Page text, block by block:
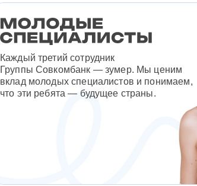
Каждый третий сотрудник
Группы Совкомбанк — зумер. Мы ценим
вклад молодых специалистов и понимаем,
что эти ребята — будущее страны.